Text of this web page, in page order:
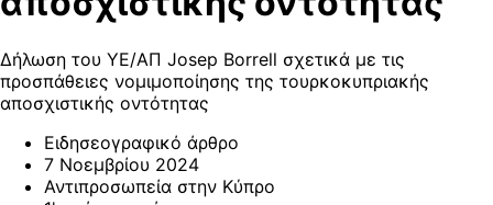
Δήλωση του ΥΕ/ΑΠ Josep Borrell σχετικά με τις
προσπάθειες νομιμοποίησης της τουρκοκυπριακής
αποσχιστικής οντότητας
Ειδησεογραφικό άρθρο
7 Νοεμβρίου 2024
Αντιπροσωπεία στην Κύπρο